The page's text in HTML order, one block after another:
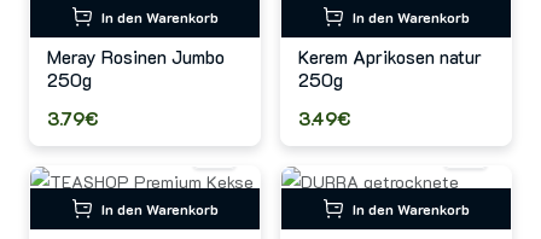
In den Warenkorb
Meray Rosinen Jumbo
250g
3.79€
In den Warenkorb
Kerem Aprikosen natur
250g
3.49€
In den Warenkorb In den Warenkorb